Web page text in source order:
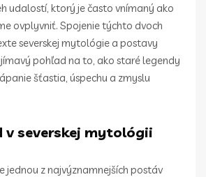
udalostí, ktorý je často vnímaný ako
ovplyvniť. Spojenie týchto dvoch
severskej mytológie a postavy
pohľad na to, ako staré legendy
šťastia, úspechu a zmyslu
v severskej mytológii
jednou z najvýznamnejších postáv